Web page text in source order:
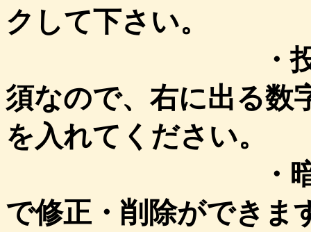
クして下さい。
・投稿時、画
須なので、右に出る数
を入れてください。
・暗証キーを
で修正・削除ができま